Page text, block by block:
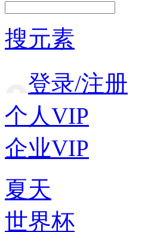
搜元素
登录/注册
个人VIP
企业VIP
夏天
世界杯